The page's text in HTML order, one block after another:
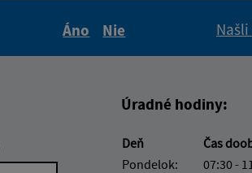
Áno
Nie
Úradné hodiny:
Deň Čas
Pondelok:
07:30 -